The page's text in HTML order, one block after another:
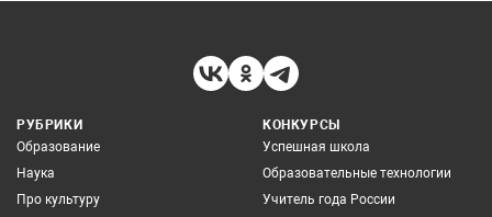
РУБРИКИ
Образование
Наука
Про культуру
КОНКУРСЫ
Успешная школа
Образовательные технологии
Учитель года России